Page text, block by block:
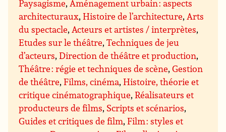
Paysagisme,Aménagement urbain : aspects
architecturaux,Histoire de l’architecture,Arts
du spectacle,Acteurs et artistes / interprètes,
Etudes sur le théâtre,Techniques de jeu
d’acteurs,Direction de théâtre et production,
Théâtre : régie et techniques de scène,Gestion
de théâtre,Films, cinéma,Histoire, théorie et
critique cinématographique,Réalisateurs et
producteurs de films, Scripts et scénarios,
Guides et critiques de film,Film : styles et